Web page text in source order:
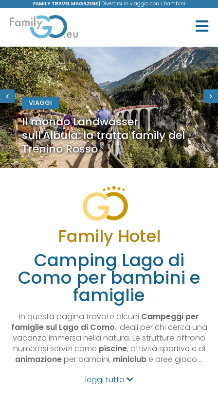
FAMILY TRAVEL MAGAZINE | Divertirsi in viaggio con i bambini
VIAGGI
Il mondo Landwasser
sull'Albula: la tratta family del
Trenino Rosso
Family Hotel
Camping Lago di
Como per bambini e
famiglie
In questa pagina trovate alcuni Campeggi per
famiglie sul Lago di Como, ideali per chi cerca una
vacanza immersa nella natura. Le strutture offrono
numerosi servizi come piscine, attività sportive e di
animazioneper bambini, miniclub e aree gioco.…
leggi tutto